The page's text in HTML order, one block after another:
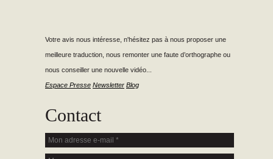
Votre avis nous intéresse, n'hésitez pas à nous proposer une
meilleure traduction, nous remonter une faute d’orthographe ou
nous conseiller une nouvelle vidéo...
Espace Presse Newsletter Blog
Contact
Mon adresse e-mail